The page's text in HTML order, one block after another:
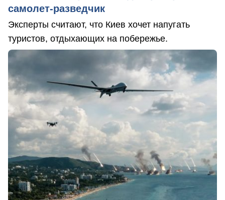
самолет-разведчик
Эксперты считают, что Киев хочет напугать
туристов, отдыхающих на побережье.